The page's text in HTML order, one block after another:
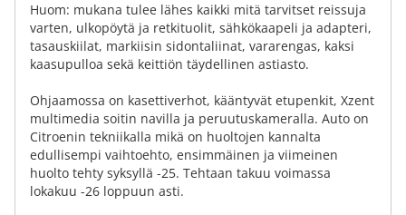
Huom: mukana tulee lähes kaikki mitä tarvitset reissuja
varten, ulkopöytä ja retkituolit, sähkökaapeli ja adapteri,
tasauskiilat, markiisin sidontaliinat, vararengas, kaksi
kaasupulloa sekä keittiön täydellinen astiasto.
Ohjaamossa on kasettiverhot, kääntyvät etupenkit, Xzent
multimedia soitin navilla ja peruutuskameralla. Auto on
Citroenin tekniikalla mikä on huoltojen kannalta
edullisempi vaihtoehto, ensimmäinen ja viimeinen
huolto tehty syksyllä -25. Tehtaan takuu voimassa
lokakuu -26 loppuun asti.